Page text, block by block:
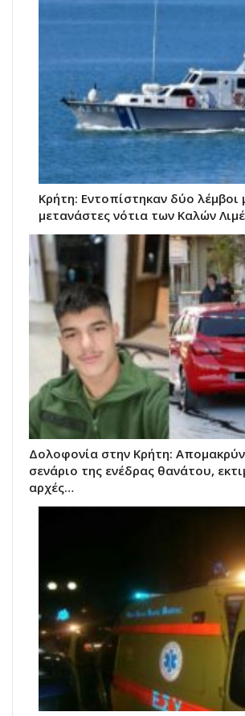
Κρήτη: Εντοπίστηκαν δύο λέμβοι
μετανάστες νότια των Καλών
Δολοφονία στην Κρήτη:
σενάριο της ενέδρας θανάτου,
αρχές…